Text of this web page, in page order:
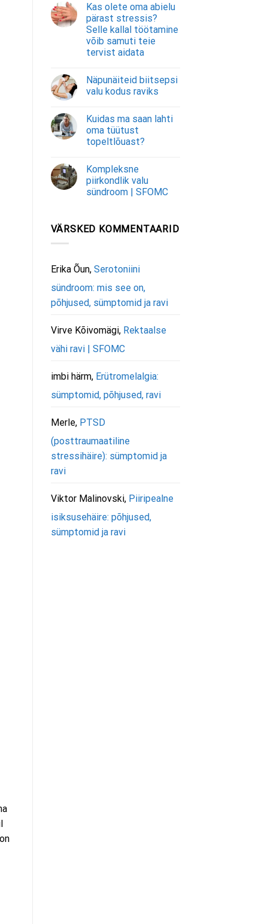
Kas olete oma abielu
pärast stressis?
Selle kallal töötamine
võib samuti teie
tervist aidata
Näpunäiteid biitsepsi
valu kodus raviks
Kuidas ma saan lahti
oma tüütust
topeltlõuast?
Kompleksne
piirkondlik valu
sündroom | SFOMC
VÄRSKED KOMMENTAARID
Erika Õun, Serotoniini
sündroom: mis see on,
põhjused, sümptomid ja ravi
Virve Kõivomägi, Rektaalse
vähi ravi | SFOMC
imbi härm, Erütromelalgia:
sümptomid, põhjused, ravi
Merle, PTSD
(posttraumaatiline
stressihäire): sümptomid ja
ravi
Viktor Malinovski, Piiripealne
isiksusehäire: põhjused,
sümptomid ja ravi